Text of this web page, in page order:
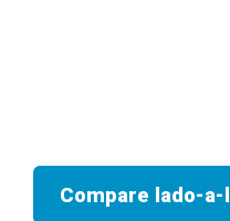
Compare lado-